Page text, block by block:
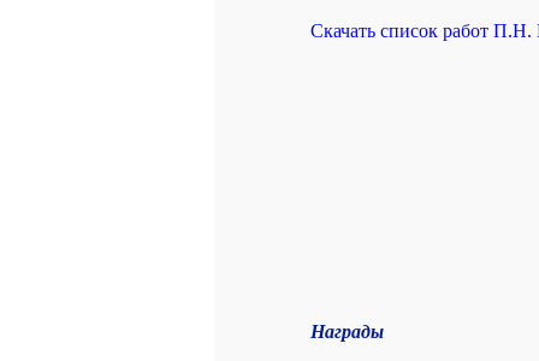
Скачать список работ П.Н.
Награды